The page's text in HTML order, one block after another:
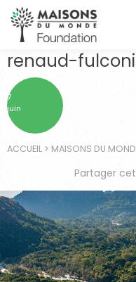
renaud-
7
juin
ACCUEIL > MAISONS DU
Partager